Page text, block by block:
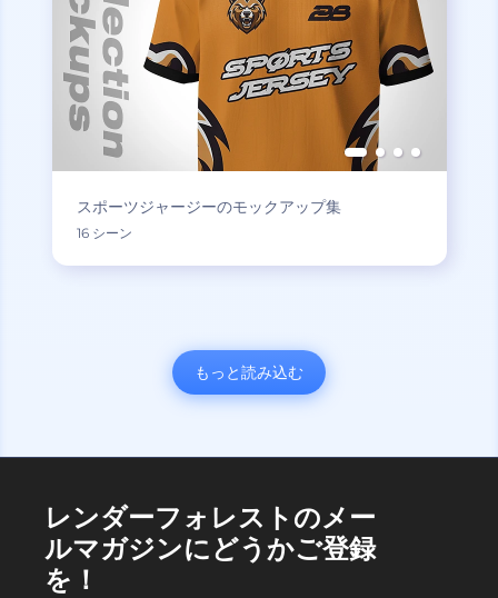
スポーツジャージーのモックアップ集
16 シーン
もっと読み込む
レンダーフォレストのメー
ルマガジンにどうかご登録
を！